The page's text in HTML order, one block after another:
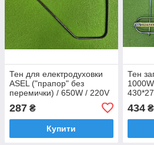
Тен для електродуховки
ASEL ("прапор" без
перемички) / 650W / 220V
/ габарити 370мм*225мм
(Туреччина)
287 ₴
Купити
Тен
434₴